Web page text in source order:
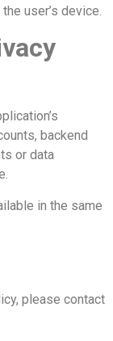
user’s device.
backend
or data
in the same
please contact